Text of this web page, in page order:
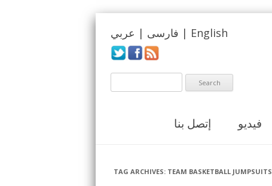
فارسی | عربي | English
إتصل بنا فيديو
TAG ARCHIVES: TEAM BASKETBALL JUMPSUITS